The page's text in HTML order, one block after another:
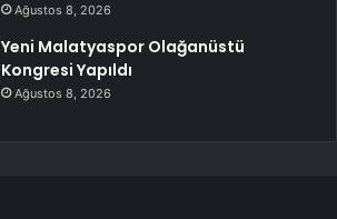
Ağustos 8, 2026
Yeni Malatyaspor Olağanüstü
Kongresi Yapıldı
Ağustos 8, 2026